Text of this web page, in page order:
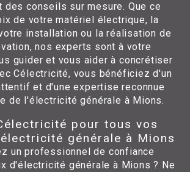
des conseils sur mesure. Que ce
de votre matériel électrique, la
installation ou la réalisation de
nos experts sont à votre
guider et vous aider à concrétiser
Célectricité, vous bénéficiez d'un
et d'une expertise reconnue
de l'électricité générale à Mions.
pour tous vos
générale à Mions
un professionnel de confiance
d'électricité générale à Mions ? Ne